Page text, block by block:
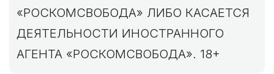
«РОСКОМСВОБОДА» ЛИБО КАСАЕТСЯ
ДЕЯТЕЛЬНОСТИ ИНОСТРАННОГО
АГЕНТА «РОСКОМСВОБОДА». 18+